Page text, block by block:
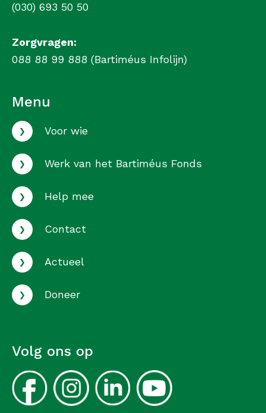
(030) 693 50 50
Zorgvragen:
088 88 99 888 (Bartiméus Infolijn)
Menu
› Voor wie
› Werk van het Bartiméus Fonds
› Help mee
› Contact
› Actueel
› Doneer
Volg ons op